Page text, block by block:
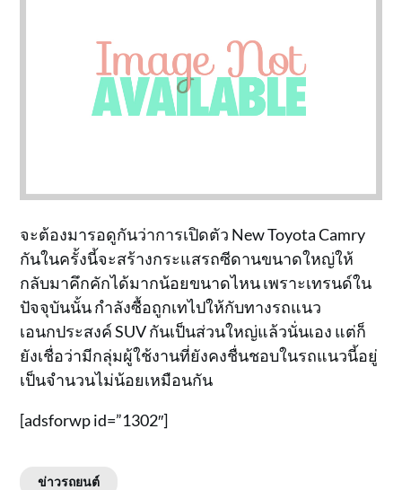
จะต้องมารอดูกันว่าการเปิดตัว New Toyota Camry
กันในครั้งนี้จะสร้างกระแสรถซีดานขนาดใหญ่ให้
กลับมาคึกคักได้มากน้อยขนาดไหน เพราะเทรนด์ใน
ปัจจุบันนั้น กำลังซื้อถูกเทไปให้กับทางรถแนว
เอนกประสงค์ SUV กันเป็นส่วนใหญ่แล้วนั่นเอง แต่ก็
ยังเชื่อว่ามีกลุ่มผู้ใช้งานที่ยังคงชื่นชอบในรถแนวนี้อยู่
เป็นจำนวนไม่น้อยเหมือนกัน
[adsforwp id=”1302″]
ข่าวรถยนต์